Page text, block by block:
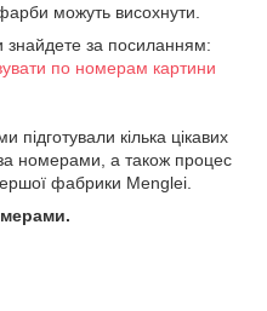
можуть висохнути.
знайдете за посиланням:
по номерам картини
підготували кілька цікавих
за номерами, а також процес
фабрики Menglei.